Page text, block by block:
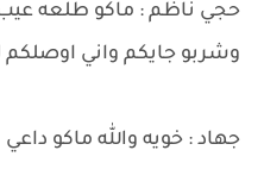
حجي ناظم : ماكو طلعه
وشربو جايكم واني اوصلكم
جهاد : خويه والله ماكو داعي